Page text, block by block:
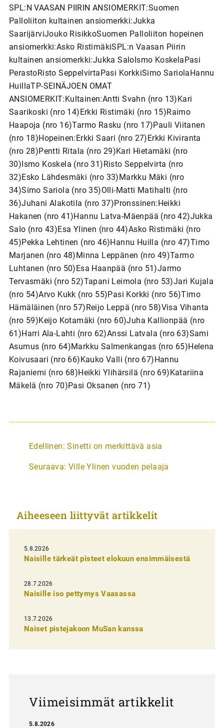
SPL:N VAASAN PIIRIN ANSIOMERKIT:Suomen
Palloliiton kultainen ansiomerkki:Jukka
SaarijärviJouko RisikkoSuomen Palloliiton hopeinen
ansiomerkki:Asko RistimäkiSPL:n Vaasan Piirin
kultainen ansiomerkki:Jukka SaloIsmo KoskelaPasi
PerastoRisto SeppelvirtaPasi KorkkiSimo SariolaHannu
HuillaTP-SEINÄJOEN OMAT
ANSIOMERKIT:Kultainen:Antti Svahn (nro 13)Kari
Saarikoski (nro 14)Erkki Ristimäki (nro 15)Raimo
Haapoja (nro 16)Tarmo Rasku (nro 17)Pauli Viitanen
(nro 18)Hopeinen:Erkki Saari (nro 27)Erkki Kiviranta
(nro 28)Pentti Ritala (nro 29)Kari Hietamäki (nro
30)Ismo Koskela (nro 31)Risto Seppelvirta (nro
32)Esko Lähdesmäki (nro 33)Markku Mäki (nro
34)Simo Sariola (nro 35)Olli-Matti Matihalti (nro
36)Juhani Alakotila (nro 37)Pronssinen:Heikki
Hakanen (nro 41)Hannu Latva-Mäenpää (nro 42)Jukka
Salo (nro 43)Esa Ylinen (nro 44)Asko Ristimäki (nro
45)Pekka Lehtinen (nro 46)Hannu Huilla (nro 47)Timo
Marjanen (nro 48)Minna Leppänen (nro 49)Tarmo
Luhtanen (nro 50)Esa Haanpää (nro 51)Jarmo
Tervasmäki (nro 52)Tapani Leimola (nro 53)Jari Kujala
(nro 54)Arvo Kukk (nro 55)Pasi Korkki (nro 56)Timo
Hämäläinen (nro 57)Reijo Leppä (nro 58)Visa Vihanta
(nro 59)Keijo Kotamäki (nro 60)Juha Kallionpää (nro
61)Harri Ala-Lahti (nro 62)Anssi Latvala (nro 63)Sami
Asumus (nro 64)Markku Salmenkangas (nro 65)Helena
Koivusaari (nro 66)Kauko Valli (nro 67)Hannu
Rajaniemi (nro 68)Heikki Ylihärsilä (nro 69)Katariina
Mäkelä (nro 70)Pasi Oksanen (nro 71)
A
t
k
e
l
i
e
n
e
Edellinen: Sinetti on merkittävä asia
Seuraava: Ville Ylinen vuoden pelaaja
Aiheeseen liittyvät artikkelit
5.8.2026
Naisille tärkeät pisteet elokuun ensimmäisestä
28.7.2026
Naisille iso pettymys Vaasassa
13.7.2026
Naiset pistejakoon MuSan kanssa
Viimeisimmät artikkelit
5.8.2026